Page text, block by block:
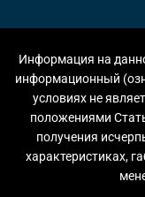
Информация на
информационный
условиях не
положениями
получения
характеристиках,